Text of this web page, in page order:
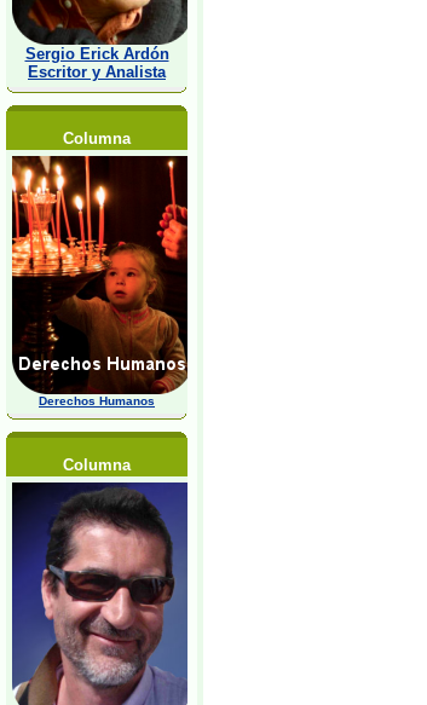
Sergio Erick Ardón
Escritor y Analista
Columna
Derechos Humanos
Columna